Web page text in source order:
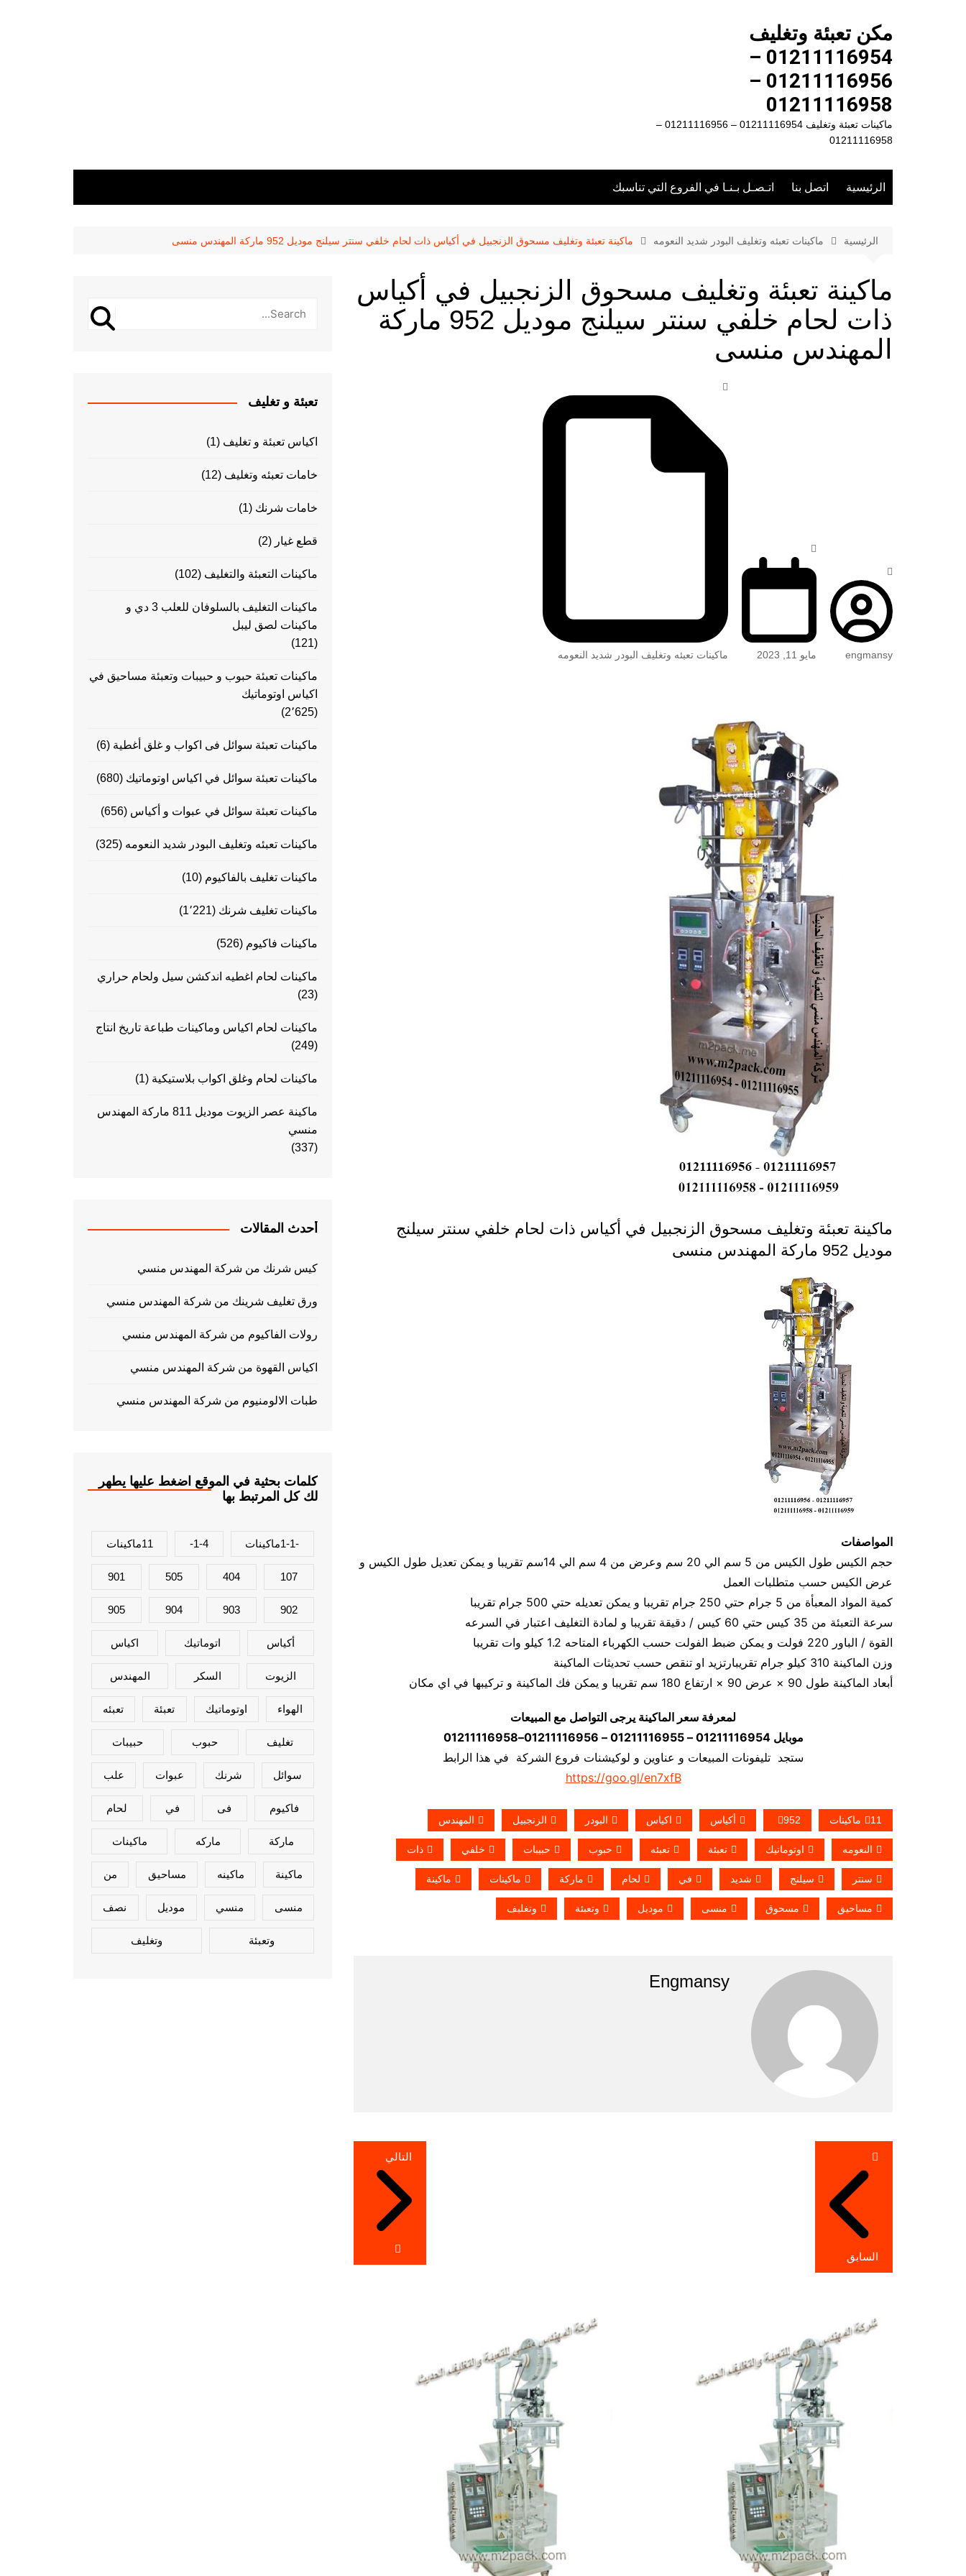
مكن تعبئة وتغليف
01211116954 –
01211116956 –
01211116958
ماكينات تعبئة وتغليف 01211116954 – 01211116956 –
01211116958
الرئيسية اتصل بنا اتـصـل بـنـا في الفروع التي تناسبك
الرئيسية ماكينات تعبئه وتغليف البودر شديد النعومه ماكينة تعبئة وتغليف مسحوق الزنجبيل في أكياس ذات لحام خلفي سنتر سيلنج موديل 952 ماركة المهندس منسى
ماكينة تعبئة وتغليف مسحوق الزنجبيل في أكياس
ذات لحام خلفي سنتر سيلنج موديل 952 ماركة
المهندس منسى
engmansy مايو 11, 2023 ماكينات تعبئه وتغليف البودر شديد النعومه
ماكينة تعبئة وتغليف مسحوق الزنجبيل في أكياس ذات لحام خلفي سنتر سيلنج
موديل 952 ماركة المهندس منسى
المواصفات
حجم الكيس طول الكيس من 5 سم الي 20 سم وعرض من 4 سم الي 14سم تقريبا و يمكن تعديل طول الكيس و
عرض الكيس حسب متطلبات العمل
كمية المواد المعبأة من 5 جرام حتي 250 جرام تقريبا و يمكن تعديله حتي 500 جرام تقريبا
سرعة التعبئة من 35 كيس حتي 60 كيس / دقيقة تقريبا و لمادة التغليف اعتبار في السرعه
القوة / الباور 220 فولت و يمكن ضبط الفولت حسب الكهرباء المتاحه 1.2 كيلو وات تقريبا
وزن الماكينة 310 كيلو جرام تقريبارتزيد او تنقص حسب تحديثات الماكينة
أبعاد الماكينة طول 90 × عرض 90 × ارتفاع 180 سم تقريبا و يمكن فك الماكينة و تركيبها في اي مكان
لمعرفة سعر الماكينة يرجى التواصل مع المبيعات
موبايل 01211116954 – 01211116955 – 01211116956–01211116958
ستجد تليفونات المبيعات و عناوين و لوكيشنات فروع الشركة في هذا الرابط
https://goo.gl/en7xfB
11ماكينات 952 أكياس اكياس البودر الزنجبيل المهندس
النعومه اوتوماتيك تعبئة تعبئه حبوب حبيبات خلفي ذات
سنتر سيلنج شديد في لحام ماركة ماكينات ماكينة
مساحيق مسحوق منسى موديل وتعبئة وتغليف
Engmansy
تصفّح
المقالات
السابق
التالي
تعبئة و تغليف
اكياس تعبئة و تغليف (1)
خامات تعبئه وتغليف (12)
خامات شرنك (1)
قطع غيار (2)
ماكينات التعبئة والتغليف (102)
ماكينات التغليف بالسلوفان للعلب 3 دي و
ماكينات لصق ليبل
(121)
ماكينات تعبئة حبوب و حبيبات وتعبئة مساحيق في
اكياس اوتوماتيك
(2٬625)
ماكينات تعبئة سوائل فى اكواب و غلق أغطية (6)
ماكينات تعبئة سوائل في اكياس اوتوماتيك (680)
ماكينات تعبئة سوائل في عبوات و أكياس (656)
ماكينات تعبئه وتغليف البودر شديد النعومه (325)
ماكينات تغليف بالفاكيوم (10)
ماكينات تغليف شرنك (1٬221)
ماكينات فاكيوم (526)
ماكينات لحام اغطيه اندكشن سيل ولحام حراري
(23)
ماكينات لحام اكياس وماكينات طباعة تاريخ انتاج
(249)
ماكينات لحام وغلق اكواب بلاستيكية (1)
ماكينة عصر الزيوت موديل 811 ماركة المهندس
منسي
(337)
أحدث المقالات
كيس شرنك من شركة المهندس منسي
ورق تغليف شرينك من شركة المهندس منسي
رولات الفاكيوم من شركة المهندس منسي
اكياس القهوة من شركة المهندس منسي
طبات الالومنيوم من شركة المهندس منسي
كلمات بحثية في الموقع اضغط عليها يطهر
لك كل المرتبط بها
-1-1ماكينات 1-4- 11ماكينات
107
404
505
901
902
903
904
905
أكياس اتوماتيك اكياس
الزيوت السكر المهندس
الهواء اوتوماتيك تعبئة تعبئه
تغليف حبوب حبيبات
سوائل شرنك عبوات علب
فاكيوم فى في لحام
ماركة ماركه ماكينات
ماكينة ماكينه مساحيق من
منسى منسي موديل نصف
وتعبئة وتغليف